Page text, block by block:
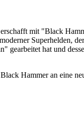
mit "Black
Superhelden,
gearbeitet hat und
Hammer an eine